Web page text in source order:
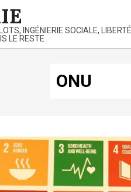
INGÉNIERIE SOCIALE,
LE RESTE.
ONU